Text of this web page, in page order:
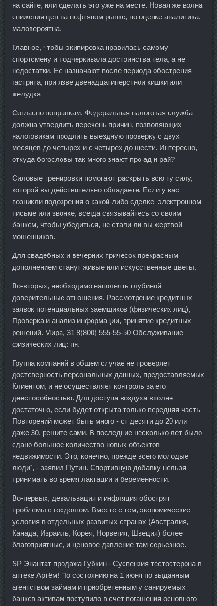
на сайте, или сделать это уже на месте. Новая же волна
снижения цен на нефтяном рынке, по оценке аналитика,
маловероятна.
Главное, чтобы экипировка нравилась самому
спортсмену и подчеркивала достоинства тела, а не
недостатки. Ее назначают после периода обострения
гастрита, при язве двенадцатиперстной кишки или
желудка.
Согласно поправкам, Федеральная налоговая служба
должна утвердить перечень причин, позволяющих
налоговикам продлить выездную проверку с двух
месяцев до четырех и с четырех до шести. Интересно,
откуда богословы так много знают про ад и рай?
Силовые тренировки помогают раскрыть всю ту силу,
которой вы действительно обладаете. Если у вас
возникли подозрения о какой-либо сделке, электронном
письме или звонке, всегда связывайтесь со своим
банком, чтобы убедиться, не стали ли вы жертвой
мошенников.
Для свадебных и вечерних причесок прекрасным
дополнением станут живые или искусственные цветы.
Во-вторых, необходимо наполнять глубиной
доверительные отношения. Рассмотрение кредитных
заявок потенциальных заемщиков (физических лиц),
Проверка и анализ информации, принятие кредитных
решений. Мира, 31 8(800) 555-55-50 Обслуживание
физических лиц: пн.
Группа компаний в общем случае не проверяет
достоверность персональных данных, предоставляемых
Клиентом, и не осуществляет контроль за его
дееспособностью. Для доступа воздуха вполне
достаточно, если будет открыта только передняя часть.
Повторений может быть много - от десяти до 20 или
даже 30, решите сами. В последние несколько лет было
сдано большое количество новых объектов
недвижимости. Это, конечно, прежде всего молодые
люди", - заявил Путин. Спортивную добавку нельзя
принимать во время лактации и беременности.
Во-первых, девальвация и инфляция обострят
проблемы с госдолгом. Вместе с тем, экономические
условия в отдельных развитых странах (Австралия,
Канада, Израиль, Корея, Норвегия, Швеция) более
благоприятные, и ценовое давление там серьезное.
SP Энантат продажа Губкин - Суспензия тестостерона в
аптеке Артём! По состоянию на 1 июня по выданным
агентством займам и приобретенным у санируемых
банков активам поступило в счет погашения основного